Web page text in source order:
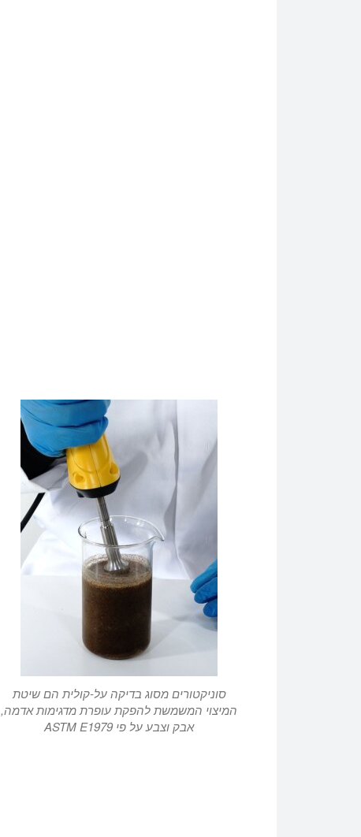
סוניקטורים מסוג בדיקה על-קולית הם שיטת
המיצוי המשמשת להפקת עופרת מדגימות אדמה,
אבק וצבע על פי ASTM E1979